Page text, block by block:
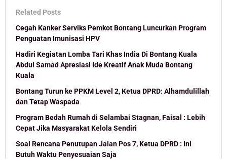
Related Posts
Cegah Kanker Serviks Pemkot Bontang Luncurkan Program
Penguatan Imunisasi HPV
Hadiri Kegiatan Lomba Tari Khas India Di Bontang Kuala
Abdul Samad Apresiasi Ide Kreatif Anak Muda Bontang
Kuala
Bontang Turun ke PPKM Level 2, Ketua DPRD: Alhamdulillah
dan Tetap Waspada
Program Bedah Rumah di Selambai Stagnan, Faisal : Lebih
Cepat Jika Masyarakat Kelola Sendiri
Soal Rencana Penutupan Jalan Pos 7, Ketua DPRD : Ini
Butuh Waktu Penyesuaian Saja